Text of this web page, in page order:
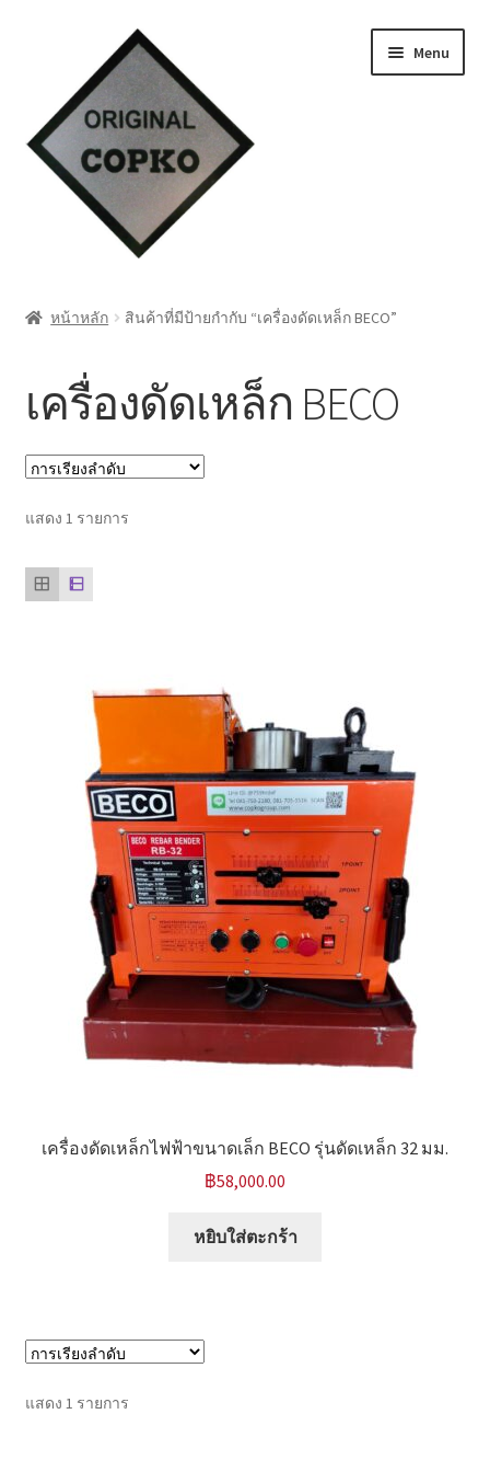
navigation
content
Menu
My account
ชำระเงิน
ตะกร้าสินค้า
ติดต่อเรา
ประวัติบริษัท
ลูกค้าของเรา
สินค้า COPKO
หน้าแรก COPKO
หน้าหลัก สินค้าที่มีป้ายกำกับ “เครื่องดัดเหล็ก BECO”
เครื่องดัดเหล็ก BECO
แสดง 1 รายการ
เครื่องดัดเหล็กไฟฟ้าขนาดเล็ก BECO รุ่นดัดเหล็ก 32 มม.
฿58,000.00
หยิบใส่ตะกร้า
แสดง 1 รายการ